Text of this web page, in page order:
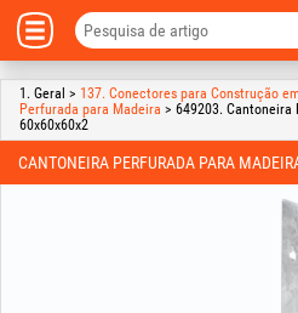
1. Geral > 137. Conectores para Construção
Perfurada para Madeira > 649203.
60x60x60x2
CANTONEIRA PERFURADA PARA